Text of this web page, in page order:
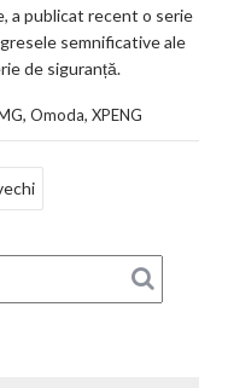
a publicat recent o serie
semnificative ale
de siguranță.
, Omoda, XPENG